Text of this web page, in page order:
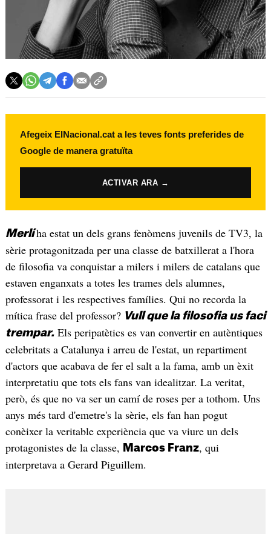
Afegeix ElNacional.cat a les teves fonts preferides de
Google de manera gratuïta
ACTIVAR ARA →
Merlíha estat un dels grans fenòmens juvenils de TV3, la
sèrie protagonitzada per una classe de batxillerat a l'hora
de filosofia va conquistar a milers i milers de catalans que
estaven enganxats a totes les trames dels alumnes,
professorat i les respectives famílies. Qui no recorda la
mítica frase del professor?Vull que la filosofia us faci
trempar.Els peripatètics es van convertir en autèntiques
celebritats a Catalunya i arreu de l'estat, un repartiment
d'actors que acabava de fer el salt a la fama, amb un èxit
interpretatiu que tots els fans van idealitzar. La veritat,
però, és que no va ser un camí de roses per a tothom. Uns
anys més tard d'emetre's la sèrie, els fan han pogut
conèixer la veritable experiència que va viure un dels
protagonistes de la classe, Marcos Franz, qui
interpretava a Gerard Piguillem.